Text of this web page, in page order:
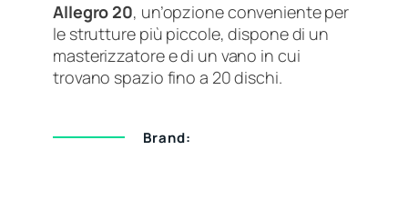
Allegro 20, un’opzione conveniente per
le strutture più piccole, dispone di un
masterizzatore e di un vano in cui
trovano spazio fino a 20 dischi.
Brand: